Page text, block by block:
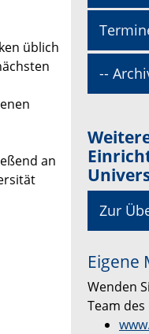
üblich
an
--
Zur
Eigene
Wenden
Team des